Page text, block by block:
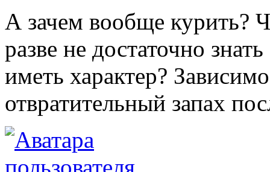
А зачем вообще курить?
разве не достаточно
иметь характер?
отвратительный запах